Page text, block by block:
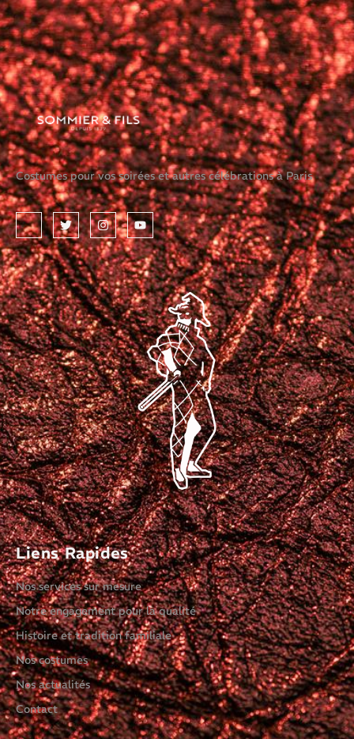
Costumes pour vos soirées et autres célébrations à Paris
Liens Rapides
Nos services sur mesure
Notre engagement pour la qualité
Histoire et tradition familiale
Nos costumes
Nos actualités
Contact